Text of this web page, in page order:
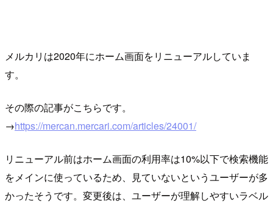
メルカリは2020年にホーム画面をリニューアルしていま
す。
その際の記事がこちらです。
→https://mercan.mercari.com/articles/24001/
リニューアル前はホーム画面の利用率は10%以下で検索機能
をメインに使っているため、見ていないというユーザーが多
かったそうです。変更後は、ユーザーが理解しやすいラベル